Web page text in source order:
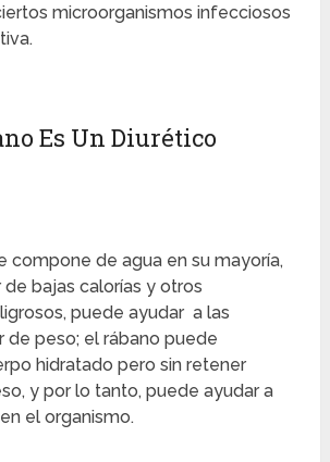
microorganismos infecciosos
Es Un Diurético
compone de agua en su mayoría,
bajas calorías y otros
puede ayudar a las
de peso; el rábano puede
hidratado pero sin retener
y por lo tanto, puede ayudar a
el organismo.